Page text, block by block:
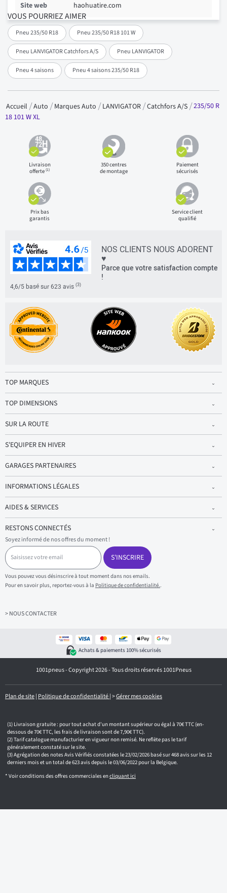
VOUS POURRIEZ AIMER
Pneu 235/50 R18 Pneu 235/50 R18 101 W
Pneu LANVIGATOR Catchfors A/S Pneu LANVIGATOR
Pneu 4 saisons Pneu 4 saisons 235/50 R18
Site web haohuatire.com
Accueil Auto Marques Auto LANVIGATOR Catchfors A/S 235/50 R
18 101 W XL
Livraison
offerte(1)
350 centres
de montage
Paiement
sécurisés
Prix bas
garantis
Service client
qualifié
NOS CLIENTS NOUS ADORENT
♥
Parce que votre satisfaction compte
!
4,6/5 basé sur 623 avis (3)
TOP MARQUES
TOP DIMENSIONS
SUR LA ROUTE
S'EQUIPER EN HIVER
GARAGES PARTENAIRES
INFORMATIONS LÉGALES
AIDES & SERVICES
RESTONS CONNECTÉS
Soyez informé de nos offres du moment !
S
a
i
s
i
s
z
i
l
S'INSCRIRE
Vous pouvez vous désinscrire à tout moment dans nos emails.
Pour en savoir plus, reportez-vous à la Politique de confidentialité..
> NOUS CONTACTER
Achats & paiements 100% sécurisés
1001pneus - Copyright 2026 - Tous droits réservés 1001Pneus
Plan de site| Politique de confidentialité|>Gérer mes cookies
Livraison gratuite : pour tout achat d'un montant supérieur ou égal à 70€ TTC (en-
dessous de 70€ TTC, les frais de livraison sont de 7,90€ TTC).
Tarif catalogue manufacturier en vigueur non remisé. Ne reflète pas le tarif
généralement constaté sur le site.
Agrégation des notes Avis Vérifiés constatées le 23/02/2026 basé sur 468 avis sur les 12
derniers mois et un total de 623 avis depuis le 03/06/2022 pour la Belgique.
* Voir conditions des offres commerciales encliquant ici